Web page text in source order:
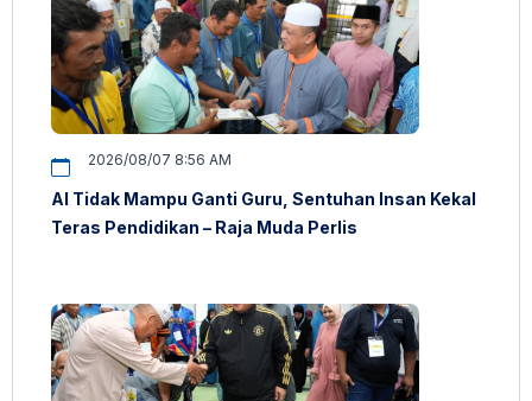
2026/08/07 8:56 AM
AI Tidak Mampu Ganti Guru, Sentuhan Insan Kekal
Teras Pendidikan – Raja Muda Perlis